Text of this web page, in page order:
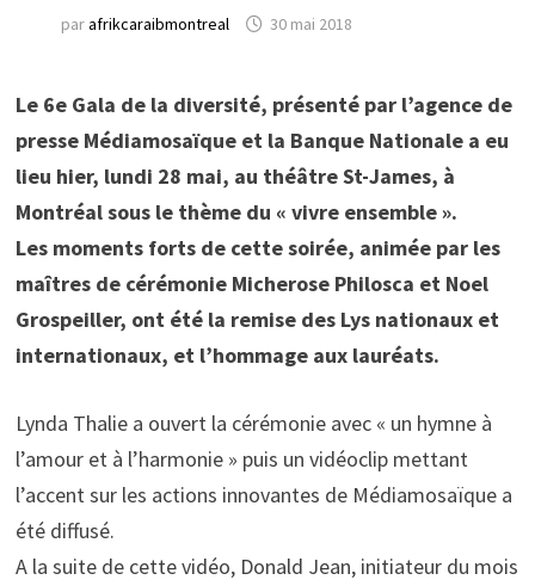
parafrikcaraibmontreal 30 mai 2018
Le 6e Gala de la diversité, présenté par l’agence de
presse Médiamosaïque et la Banque Nationale a eu
lieu hier, lundi 28 mai, au théâtre St-James, à
Montréal sous le thème du « vivre ensemble ».
Les moments forts de cette soirée, animée par les
maîtres de cérémonie Micherose Philosca et Noel
Grospeiller, ont été la remise des Lys nationaux et
internationaux, et l’hommage aux lauréats.
Lynda Thalie a ouvert la cérémonie avec « un hymne à
l’amour et à l’harmonie » puis un vidéoclip mettant
l’accent sur les actions innovantes de Médiamosaïque a
été diffusé.
A la suite de cette vidéo, Donald Jean, initiateur du mois